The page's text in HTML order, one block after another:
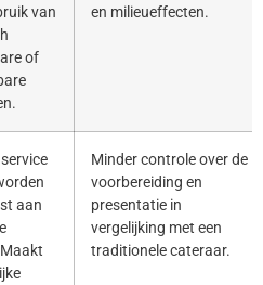
van
of
en milieueffecten.
aan
Minder controle over de
voorbereiding en
presentatie in
vergelijking met een
traditionele cateraar.